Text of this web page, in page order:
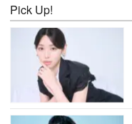
Pick Up!